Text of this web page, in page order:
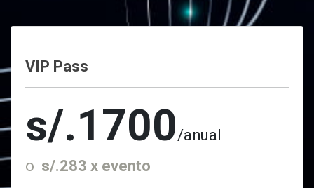
VIP Pass
s/.1700/anual
o s/.283 x evento